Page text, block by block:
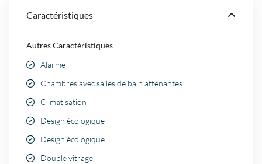
Caractéristiques
Autres Caractéristiques
Alarme
Chambres avec salles de bain attenantes
Climatisation
Design écologique
Design écologique
Double vitrage